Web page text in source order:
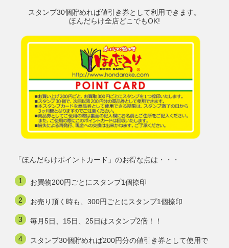
スタンプ30個貯めれば値引き券として利用できます。
ほんだらけ全店どこでもOK!
「ほんだらけポイントカード」のお得な点は・・・
お買物200円ごとにスタンプ1個捺印
お売り頂く時も、300円ごとにスタンプ1個捺印
毎月5日、15日、25日はスタンプ2倍！！
スタンプ30個貯めれば200円分の値引き券として使用で